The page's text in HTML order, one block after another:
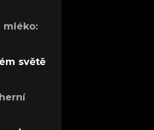
mléko:
světě